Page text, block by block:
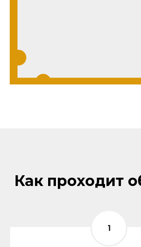
Как проходит